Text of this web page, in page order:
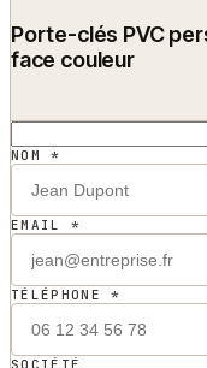
Porte-clés PVC
face couleur
NOM *
EMAIL *
TÉLÉPHONE *
SOCIÉTÉ